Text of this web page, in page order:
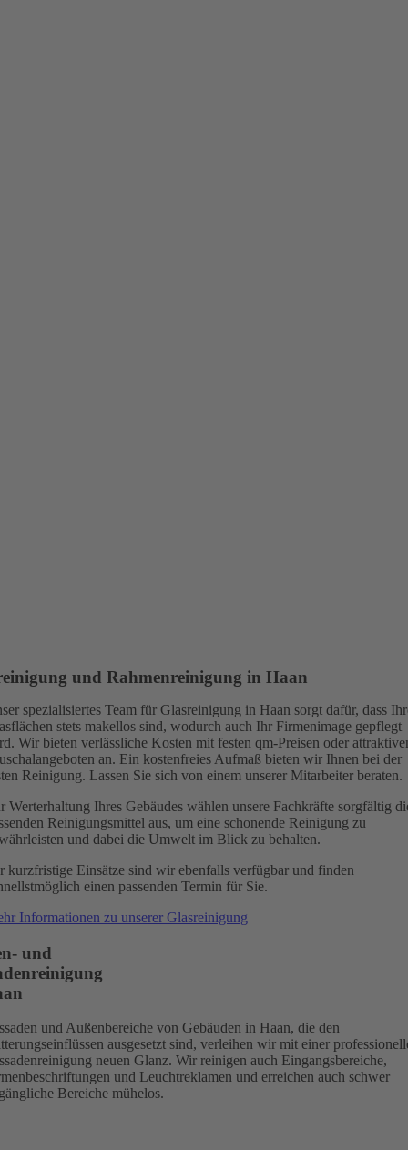
und Rahmenreinigung in Haan
spezialisiertes Team für Glasreinigung in Haan sorgt dafür, dass
stets makellos sind, wodurch auch Ihr Firmenimage gepflegt
Wir bieten verlässliche Kosten mit festen qm-Preisen oder
an. Ein kostenfreies Aufmaß bieten wir Ihnen bei der
Reinigung. Lassen Sie sich von einem unserer Mitarbeiter beraten.
Werterhaltung Ihres Gebäudes wählen unsere Fachkräfte sorgfältig
Reinigungsmittel aus, um eine schonende Reinigung zu
und dabei die Umwelt im Blick zu behalten.
kurzfristige Einsätze sind wir ebenfalls verfügbar und finden
einen passenden Termin für Sie.
Informationen zu unserer Glasreinigung
und
und Außenbereiche von Gebäuden in Haan, die den
ausgesetzt sind, verleihen wir mit einer
neuen Glanz. Wir reinigen auch Eingangsbereiche,
und Leuchtreklamen und erreichen auch schwer
Bereiche mühelos.